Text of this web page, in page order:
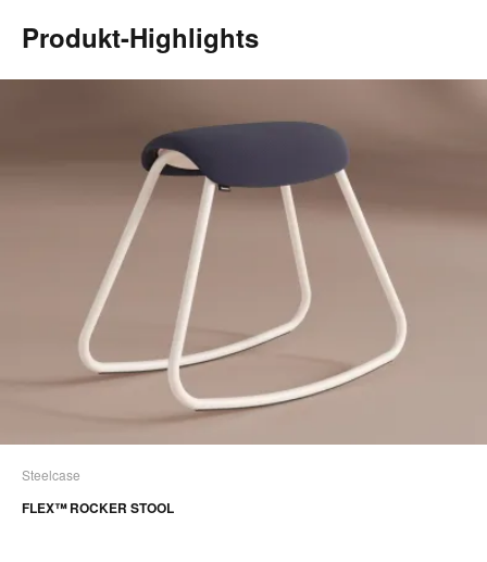
Produkt-Highlights
Steelcase
FLEX™ ROCKER STOOL